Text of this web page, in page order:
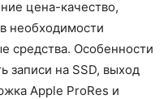
цена-качество,
необходимости
средства. Особенности
записи на SSD, выход
Apple ProRes и